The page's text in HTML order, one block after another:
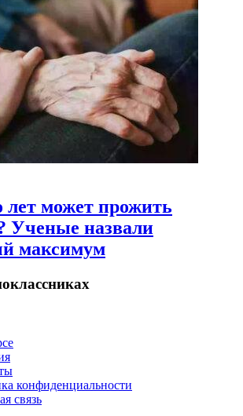
лет может прожить
Ученые назвали
максимум
конфиденциальности
связь